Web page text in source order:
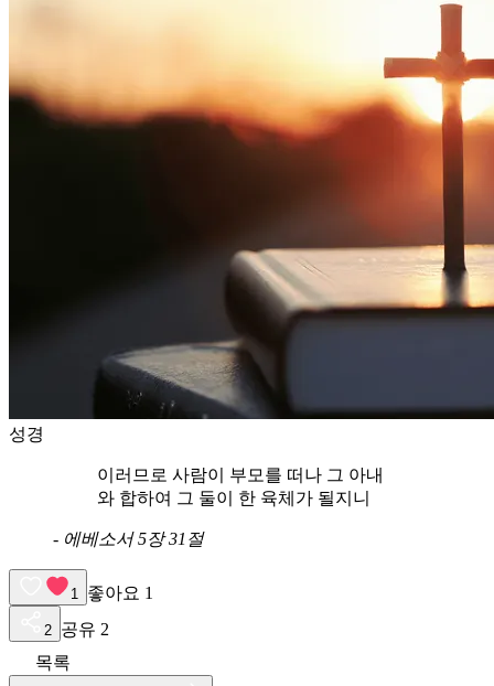
성경
이러므로 사람이 부모를 떠나 그 아내
와 합하여 그 둘이 한 육체가 될지니
- 에베소서 5장 31절
1 좋아요 1
2 공유 2
목록